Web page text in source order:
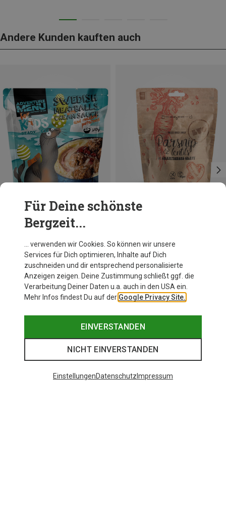
Andere Kunden kauften auch
Du sparst 10%
Lyofood
4,95 €
Für Deine schönste
Bergzeit...
… verwenden wir Cookies. So können wir unsere
Services für Dich optimieren, Inhalte auf Dich
zuschneiden und dir entsprechend personalisierte
Anzeigen zeigen. Deine Zustimmung schließt ggf. die
Verarbeitung Deiner Daten u.a. auch in den USA ein.
Mehr Infos findest Du auf der Google Privacy Site.
EINVERSTANDEN
NICHT EINVERSTANDEN
EinstellungenDatenschutz Impressum